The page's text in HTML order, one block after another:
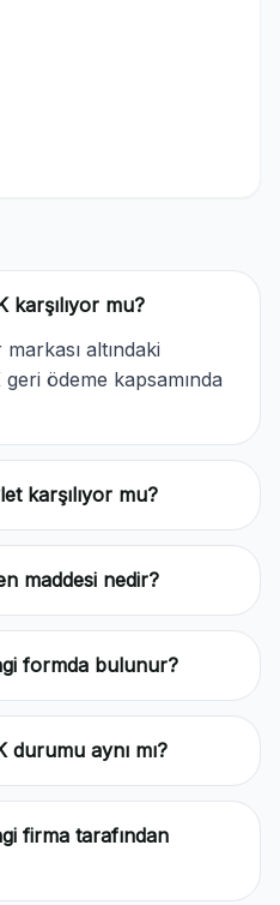
karşılıyor mu?
altındaki
ödeme kapsamında
karşılıyor mu?
maddesi nedir?
formda bulunur?
durumu aynı mı?
firma tarafından